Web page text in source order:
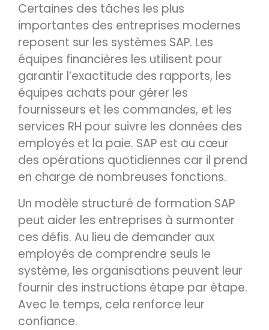
Certaines des tâches les plus
importantes des entreprises modernes
reposent sur les systèmes SAP. Les
équipes financières les utilisent pour
garantir l’exactitude des rapports, les
équipes achats pour gérer les
fournisseurs et les commandes, et les
services RH pour suivre les données des
employés et la paie. SAP est au cœur
des opérations quotidiennes car il prend
en charge de nombreuses fonctions.
Un modèle structuré de formation SAP
peut aider les entreprises à surmonter
ces défis. Au lieu de demander aux
employés de comprendre seuls le
système, les organisations peuvent leur
fournir des instructions étape par étape.
Avec le temps, cela renforce leur
confiance.